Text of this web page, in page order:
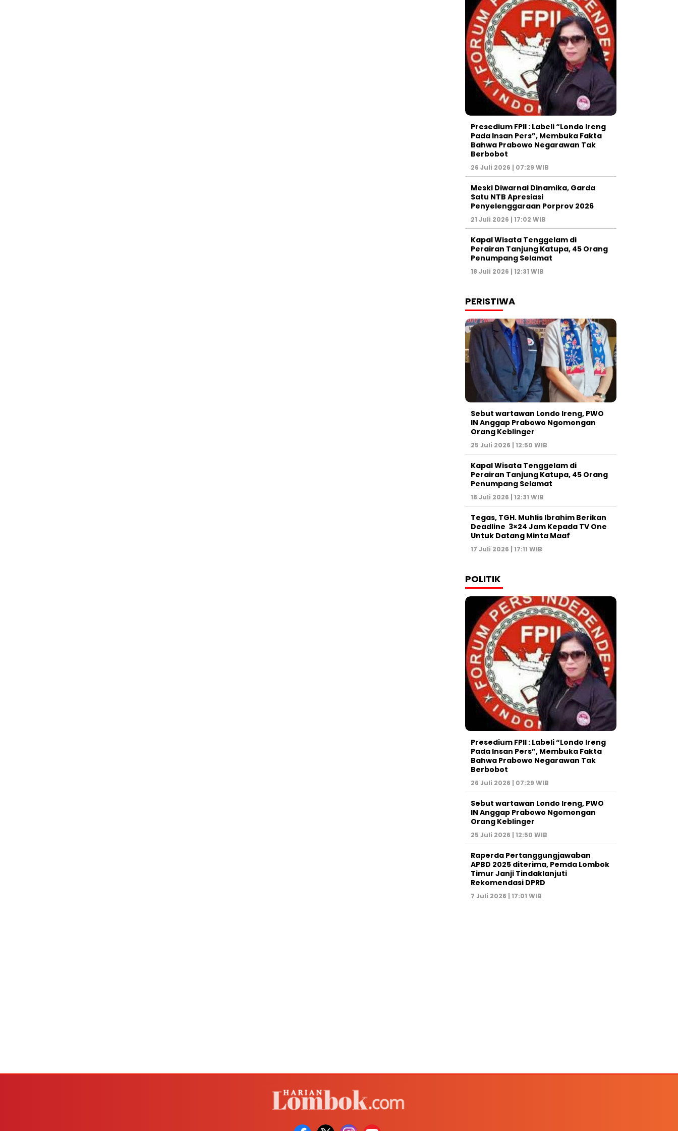
Presedium FPII : Labeli “Londo Ireng
Pada Insan Pers”, Membuka Fakta
Bahwa Prabowo Negarawan Tak
Berbobot
26 Juli 2026 | 07:29 WIB
Meski Diwarnai Dinamika, Garda
Satu NTB Apresiasi
Penyelenggaraan Porprov 2026 ‎
21 Juli 2026 | 17:02 WIB
Kapal Wisata Tenggelam di
Perairan Tanjung Katupa, 45 Orang
Penumpang Selamat
18 Juli 2026 | 12:31 WIB
PERISTIWA
Sebut wartawan Londo Ireng, PWO
IN Anggap Prabowo Ngomongan
Orang Keblinger
25 Juli 2026 | 12:50 WIB
Kapal Wisata Tenggelam di
Perairan Tanjung Katupa, 45 Orang
Penumpang Selamat
18 Juli 2026 | 12:31 WIB
Tegas, TGH. Muhlis Ibrahim Berikan
Deadline 3×24 Jam Kepada TV One
Untuk Datang Minta Maaf
17 Juli 2026 | 17:11 WIB
POLITIK
Presedium FPII : Labeli “Londo Ireng
Pada Insan Pers”, Membuka Fakta
Bahwa Prabowo Negarawan Tak
Berbobot
26 Juli 2026 | 07:29 WIB
Sebut wartawan Londo Ireng, PWO
IN Anggap Prabowo Ngomongan
Orang Keblinger
25 Juli 2026 | 12:50 WIB
Raperda Pertanggungjawaban
APBD 2025 diterima, Pemda Lombok
Timur Janji Tindaklanjuti
Rekomendasi DPRD
7 Juli 2026 | 17:01 WIB